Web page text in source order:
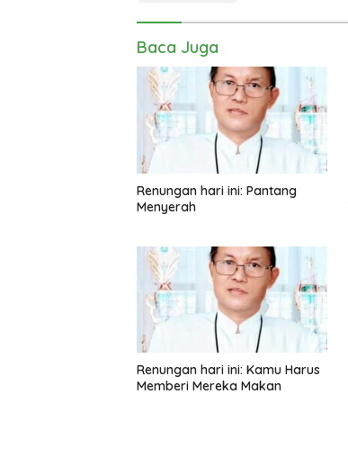
Baca Juga
Renungan hari ini: Pantang
Menyerah
Renungan hari ini: Kamu Harus
Memberi Mereka Makan